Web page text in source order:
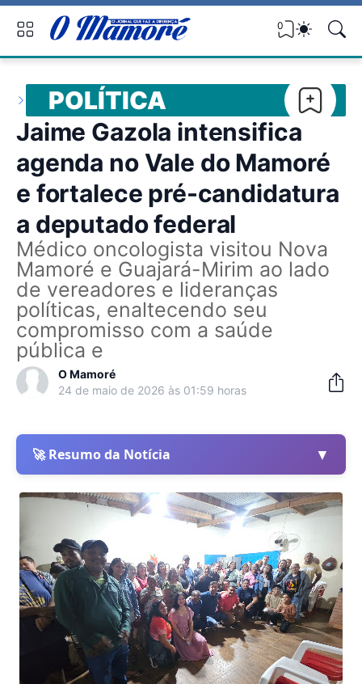
0
POLÍTICA
Jaime Gazola intensifica
agenda no Vale do Mamoré
e fortalece pré-candidatura
a deputado federal
Médico oncologista visitou Nova
Mamoré e Guajará-Mirim ao lado
de vereadores e lideranças
políticas, enaltecendo seu
compromisso com a saúde
pública e
O Mamoré
24 de maio de 2026 às 01:59 horas
🚀 Resumo da Notícia ▼